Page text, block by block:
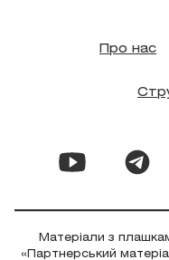
Про нас
Матеріали з
«Партнерський